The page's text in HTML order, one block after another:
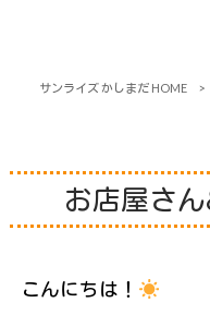
サンライズ かしまだ HOME >
お店屋さ
こんにちは！